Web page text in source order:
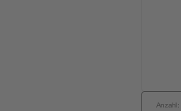
Anzahl: